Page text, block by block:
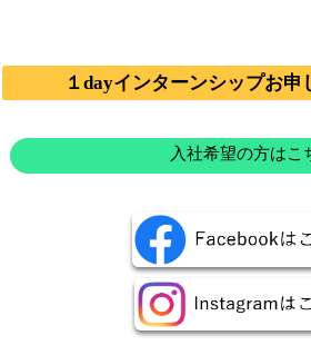
１dayインターンシップお申
入社希望の方はこ